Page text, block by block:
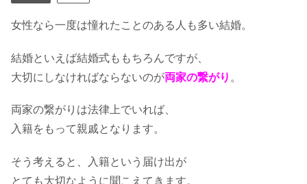
女性なら一度は憧れたことのある人も多い結婚。
結婚といえば結婚式ももちろんですが、
大切にしなければならないのが両家の繋がり 。
両家の繋がりは法律上でいれば、
入籍をもって親戚となります。
そう考えると、入籍という届け出が
とても大切なように聞こえてきます。